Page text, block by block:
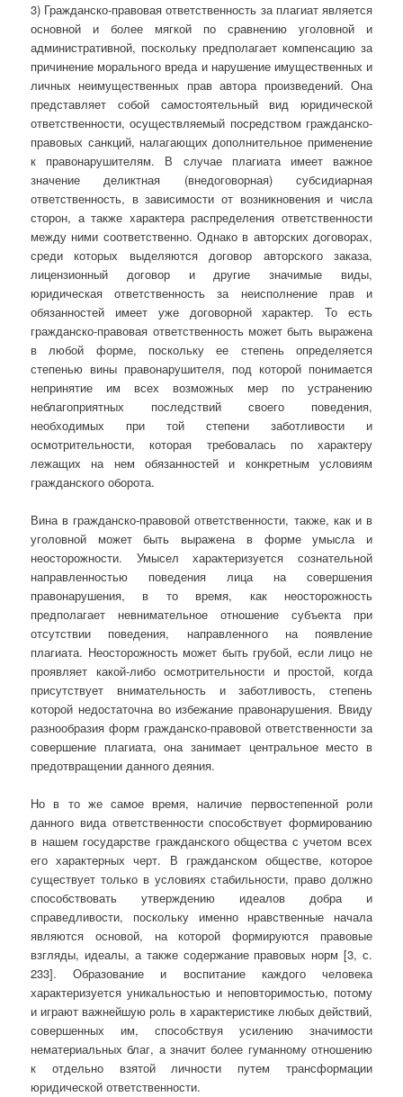
3) Гражданско-правовая ответственность за плагиат является
основной и более мягкой по сравнению уголовной и
административной, поскольку предполагает компенсацию за
причинение морального вреда и нарушение имущественных и
личных неимущественных прав автора произведений. Она
представляет собой самостоятельный вид юридической
ответственности, осуществляемый посредством гражданско-
правовых санкций, налагающих дополнительное применение
к правонарушителям. В случае плагиата имеет важное
значение деликтная (внедоговорная) субсидиарная
ответственность, в зависимости от возникновения и числа
сторон, а также характера распределения ответственности
между ними соответственно. Однако в авторских договорах,
среди которых выделяются договор авторского заказа,
лицензионный договор и другие значимые виды,
юридическая ответственность за неисполнение прав и
обязанностей имеет уже договорной характер. То есть
гражданско-правовая ответственность может быть выражена
в любой форме, поскольку ее степень определяется
степенью вины правонарушителя, под которой понимается
непринятие им всех возможных мер по устранению
неблагоприятных последствий своего поведения,
необходимых при той степени заботливости и
осмотрительности, которая требовалась по характеру
лежащих на нем обязанностей и конкретным условиям
гражданского оборота.
Вина в гражданско-правовой ответственности, также, как и в
уголовной может быть выражена в форме умысла и
неосторожности. Умысел характеризуется сознательной
направленностью поведения лица на совершения
правонарушения, в то время, как неосторожность
предполагает невнимательное отношение субъекта при
отсутствии поведения, направленного на появление
плагиата. Неосторожность может быть грубой, если лицо не
проявляет какой-либо осмотрительности и простой, когда
присутствует внимательность и заботливость, степень
которой недостаточна во избежание правонарушения. Ввиду
разнообразия форм гражданско-правовой ответственности за
совершение плагиата, она занимает центральное место в
предотвращении данного деяния.
Но в то же самое время, наличие первостепенной роли
данного вида ответственности способствует формированию
в нашем государстве гражданского общества с учетом всех
его характерных черт. В гражданском обществе, которое
существует только в условиях стабильности, право должно
способствовать утверждению идеалов добра и
справедливости, поскольку именно нравственные начала
являются основой, на которой формируются правовые
взгляды, идеалы, а также содержание правовых норм [3, с.
233]. Образование и воспитание каждого человека
характеризуется уникальностью и неповторимостью, потому
и играют важнейшую роль в характеристике любых действий,
совершенных им, способствуя усилению значимости
нематериальных благ, а значит более гуманному отношению
к отдельно взятой личности путем трансформации
юридической ответственности.